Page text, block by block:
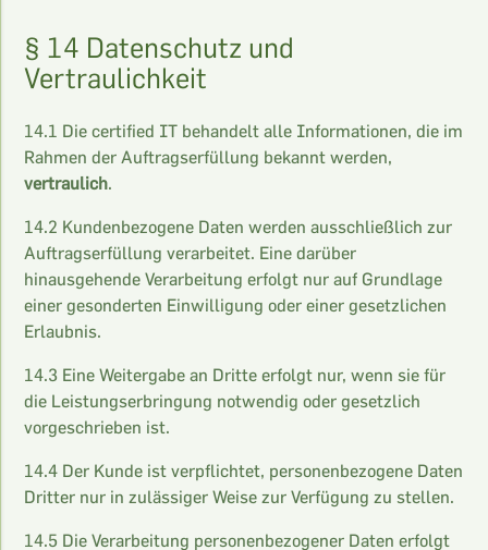
§ 14 Datenschutz und
Vertraulichkeit
14.1 Die certified IT behandelt alle Informationen, die im
Rahmen der Auftragserfüllung bekannt werden,
vertraulich.
14.2 Kundenbezogene Daten werden ausschließlich zur
Auftragserfüllung verarbeitet. Eine darüber
hinausgehende Verarbeitung erfolgt nur auf Grundlage
einer gesonderten Einwilligung oder einer gesetzlichen
Erlaubnis.
14.3 Eine Weitergabe an Dritte erfolgt nur, wenn sie für
die Leistungserbringung notwendig oder gesetzlich
vorgeschrieben ist.
14.4 Der Kunde ist verpflichtet, personenbezogene Daten
Dritter nur in zulässiger Weise zur Verfügung zu stellen.
14.5 Die Verarbeitung personenbezogener Daten erfolgt